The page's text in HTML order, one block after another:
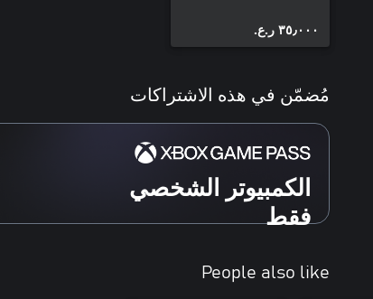
٣٥٫٠٠٠ ر.ع.‏
مُضمّن في هذه الاشتراكات
الكمبيوتر الشخصي
فقط
People also like